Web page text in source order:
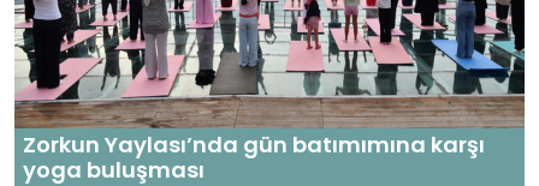
Zorkun Yaylası’nda gün batımımına karşı
yoga buluşması